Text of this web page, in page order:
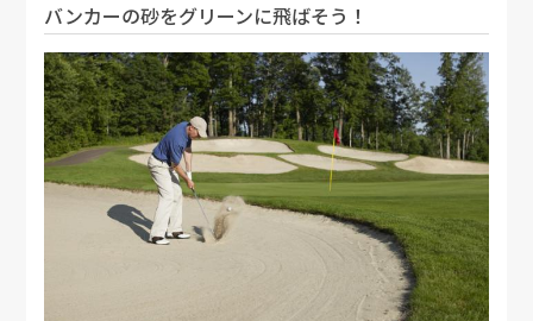
バンカーの砂をグリーンに飛ばそう！